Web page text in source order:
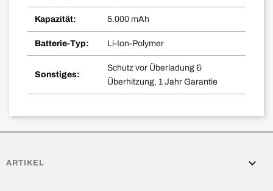
Kapazität: 5.000 mAh
Batterie-Typ: Li-Ion-Polymer
Sonstiges:
Schutz vor Überladung &
Überhitzung, 1 Jahr Garantie
ARTIKEL 